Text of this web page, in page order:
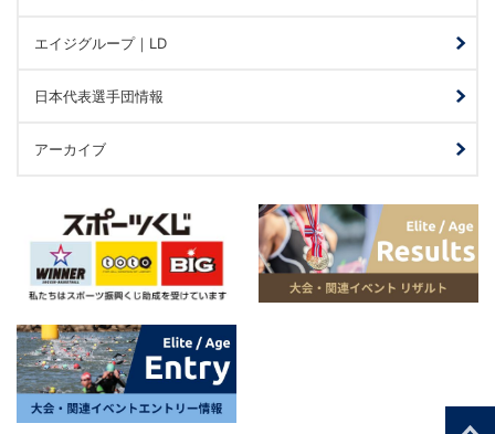
エイジグループ｜LD
日本代表選手団情報
アーカイブ